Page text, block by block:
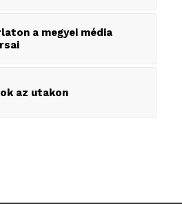
a megyei média
az utakon